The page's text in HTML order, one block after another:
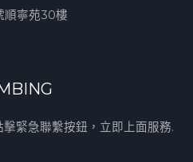
順寧苑30樓
緊急聯繫按鈕，立即上面服務.